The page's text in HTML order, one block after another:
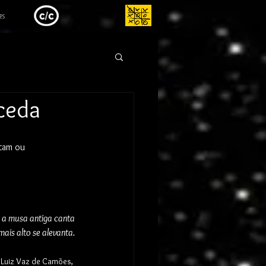
ou
a musa antiga canta
alto se alevanta.
Vaz de Camões,